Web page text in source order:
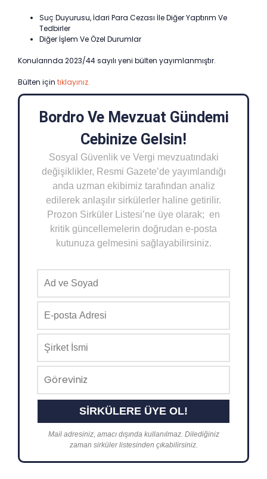
Suç Duyurusu, İdari Para Cezası İle Diğer Yaptırım Ve
Tedbirler
Diğer İşlem Ve Özel Durumlar
Konularında 2023/44 sayılı yeni bülten yayımlanmıştır.
Bülten için tıklayınız.
Bordro Ve Mevzuat Gündemi
Cebinize Gelsin!
Sosyal Güvenlik ve Vergi mevzuatındaki
değişiklikler, Resmi Gazete’de yayımlandığı
anda uzman ekibimiz tarafından analiz
edilerek anlaşılır sirkülerler haline getirilir.
Prozon Sirküler Listesi’ne üye olarak; en
kritik güncellemelerin doğrudan e-posta
kutunuza gelmesini sağlayabilirsiniz.
Mail adresiniz, amacı dışında kullanılmaz. Dilediğiniz
zaman sirküler listesinden çıkabilirsiniz.